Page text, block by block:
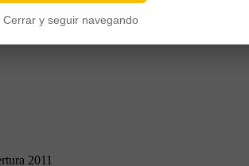
2011
Cerrar y seguir navegando